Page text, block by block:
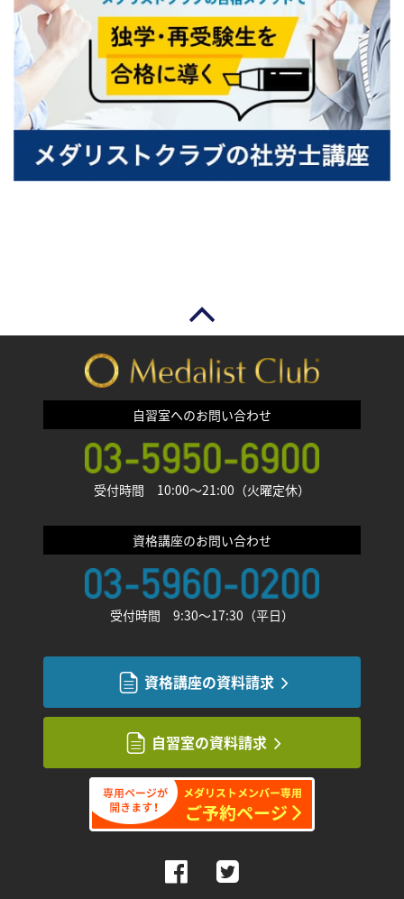
自習室へのお問い合わせ
受付時間 10:00〜21:00（火曜定休）
資格講座のお問い合わせ
受付時間 9:30〜17:30（平日）
資格講座の資料請求
自習室の資料請求